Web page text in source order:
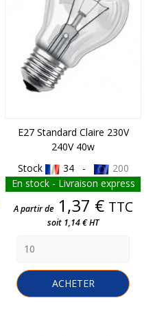
E27 Standard Claire 230V
240V 40w
Stock
34 -
200
En stock - Livraison express
Prix
A partir de 1,37 € TTC
soit 1,14 € HT
ACHETER